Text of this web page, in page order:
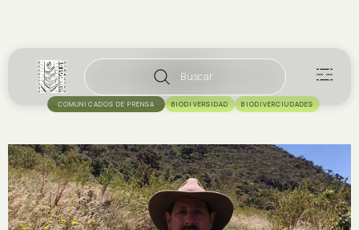
Buscar
COMUNICADOS DE PRENSA BIODIVERSIDAD BIODIVERCIUDADES